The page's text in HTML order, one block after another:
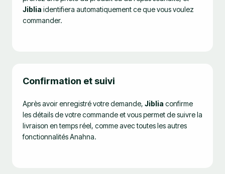
Jiblia identifiera automatiquement ce que vous voulez
commander.
Confirmation et suivi
Après avoir enregistré votre demande, Jiblia confirme
les détails de votre commande et vous permet de suivre la
livraison en temps réel, comme avec toutes les autres
fonctionnalités Anahna.